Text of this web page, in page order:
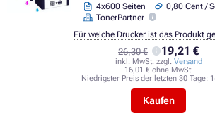
4x600 Seiten
0,80 Cent /
TonerPartner
26,30 € 19,21 €
inkl. MwSt. zzgl. Versand
16,01 € ohne MwSt.
Niedrigster Preis der letzten 30 Tage:
Kaufen
Für welche Drucker ist das Produkt